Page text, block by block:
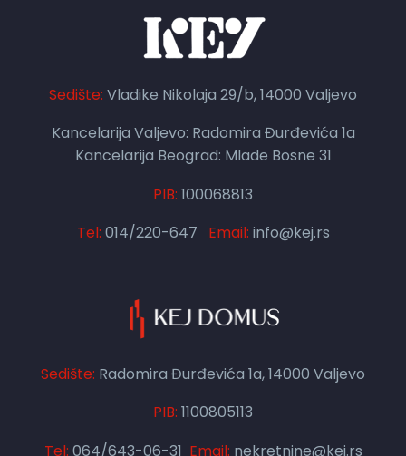
Sedište: Vladike Nikolaja 29/b, 14000 Valjevo
Kancelarija Valjevo: Radomira Đurđevića 1a
Kancelarija Beograd: Mlade Bosne 31
PIB: 100068813
Tel: 014/220-647 Email: info@kej.rs
Sedište: Radomira Đurđevića 1a, 14000 Valjevo
PIB: 1100805113
Tel: 064/643-06-31 Email: nekretnine@kej.rs